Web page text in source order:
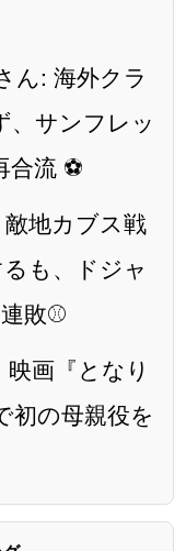
ん: 海外クラ
、サンフレッ
流 ⚽️
地カブス戦
も、ドジャ
敗⚾️
映画『となり
初の母親役を